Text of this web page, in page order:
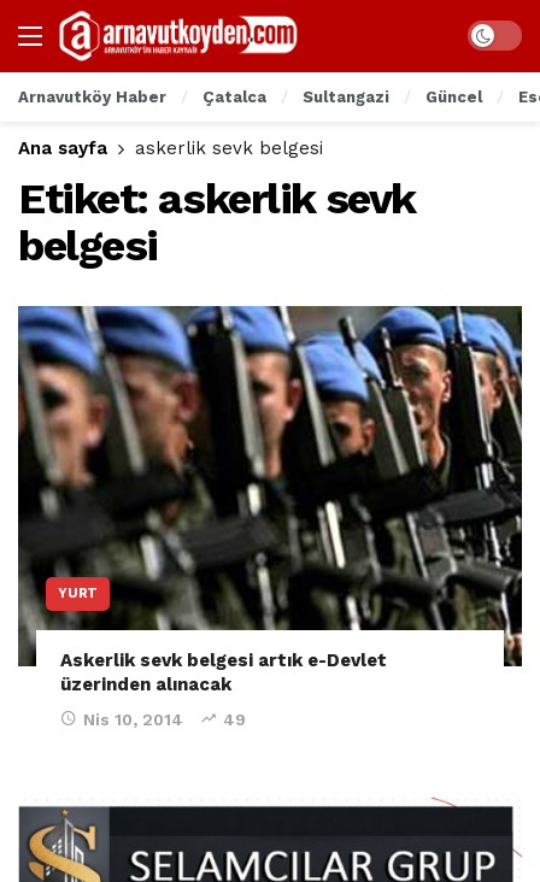
Arnavutköy Haber Çatalca Sultangazi Güncel
Ana sayfa askerlik sevk belgesi
Etiket: askerlik sevk
belgesi
YURT
Askerlik sevk belgesi artık e-Devlet
üzerinden alınacak
Nis 10, 2014 49